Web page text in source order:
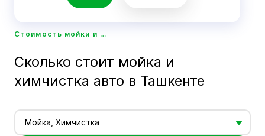
Главная
Стоимость мойки и химчистки авто в Ташкенте - Ustabor.uz
Сколько стоит мойка и
химчистка авто в Ташкенте
Мойка, Химчистка